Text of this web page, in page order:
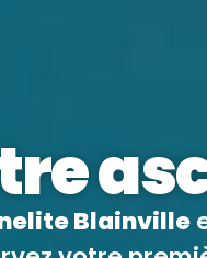
Blainville